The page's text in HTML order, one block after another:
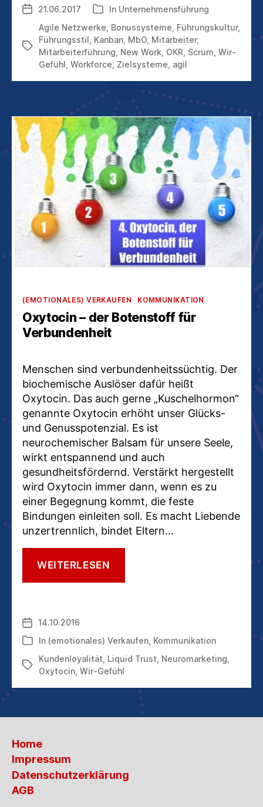
ORGANISATIONSMODELLEN
Veröffentlichungsdatum
21.06.2017 Kategorien
In Unternehmensführung
Schlagwörter
Agile Netzwerke Bonussysteme Führungskultur,
Führungsstil Kanban MbO Mitarbeiter,
Mitarbeiterführung New Work OKR Scrum Wir-
Gefühl Workforce Zielsysteme agil
Kategorien
(EMOTIONALES) VERKAUFEN KOMMUNIKATION
Oxytocin – der Botenstoff für
Verbundenheit
Menschen sind verbundenheitssüchtig. Der
biochemische Auslöser dafür heißt
Oxytocin. Das auch gerne „Kuschelhormon“
genannte Oxytocin erhöht unser Glücks-
und Genusspotenzial. Es ist
neurochemischer Balsam für unsere Seele,
wirkt entspannend und auch
gesundheitsfördernd. Verstärkt hergestellt
wird Oxytocin immer dann, wenn es zu
einer Begegnung kommt, die feste
Bindungen einleiten soll. Es macht Liebende
unzertrennlich, bindet Eltern…
WEITERLESEN
Veröffentlichungsdatum
14.10.2016
Kategorien
In (emotionales) Verkaufen Kommunikation
Schlagwörter
Kundenloyalität Liquid Trust Neuromarketing
Oxytocin Wir-Gefühl
Home
Impressum
Datenschutzerklärung
AGB